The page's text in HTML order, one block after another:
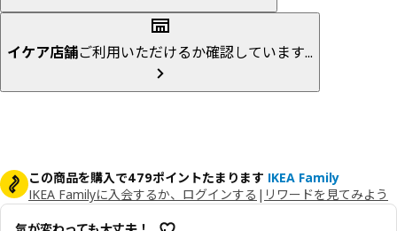
イケア店舗ご利用いただけるか確認しています...
この商品を購入で479ポイントたまります IKEA Family
IKEA Familyに入会するか、ログインする | リワードを見てみよう